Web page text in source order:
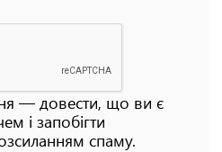
— довести, що ви є
і запобігти
спаму.